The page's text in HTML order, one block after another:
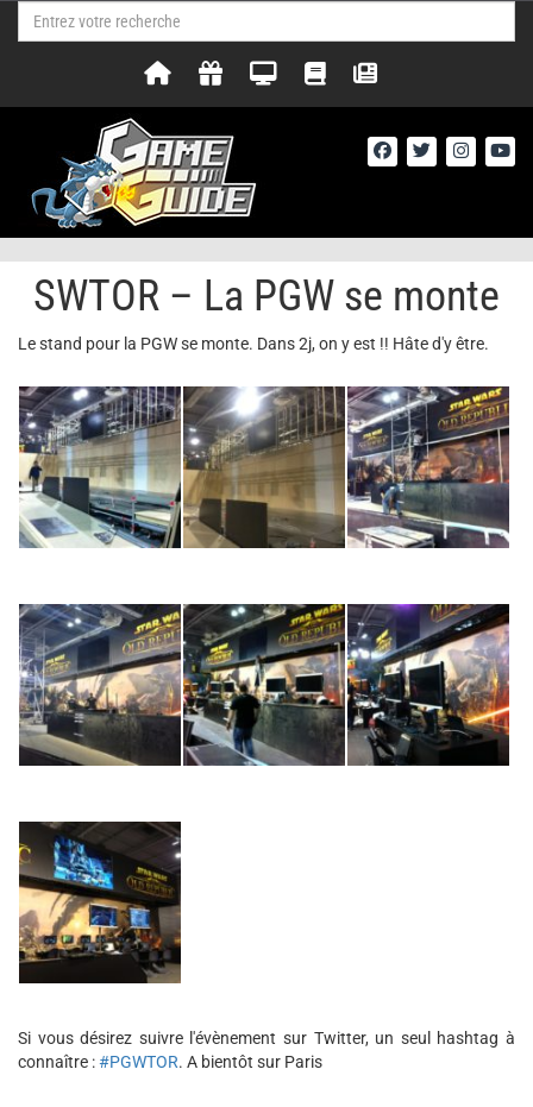
SWTOR – La PGW se monte
Le stand pour la PGW se monte. Dans 2j, on y est !! Hâte d'y être.
Si vous désirez suivre l'évènement sur Twitter, un seul hashtag à
connaître :#PGWTOR. A bientôt sur Paris